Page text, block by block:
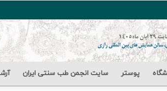
پوستر سایت انجمن طب سنتی ایران